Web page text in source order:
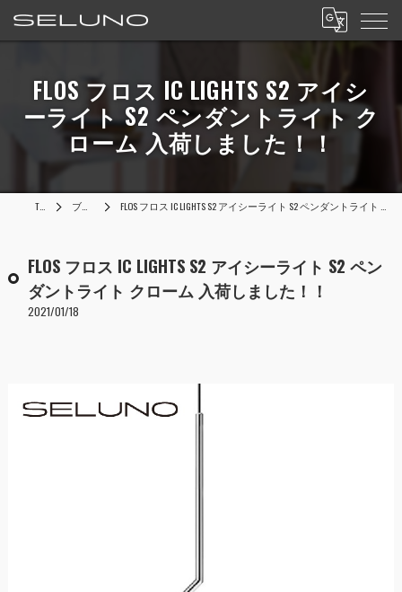
FLOS フロス IC LIGHTS S2 アイシ
ーライト S2 ペンダントライト ク
ローム 入荷しました！！
TOP ブログ FLOS フロス IC LIGHTS S2 アイシーライト S2 ペンダントライト クローム 入荷しました！！
FLOS フロス IC LIGHTS S2 アイシーライト S2 ペン
ダントライト クローム 入荷しました！！
2021/01/18